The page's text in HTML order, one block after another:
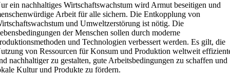
ein nachhaltiges Wirtschaftswachstum wird Armut beseitigen und
Arbeit für alle sichern. Die Entkopplung von
und Umweltzerstörung ist nötig. Die
der Menschen sollen durch moderne
und Technologien verbessert werden. Es gilt, die
von Ressourcen für Konsum und Produktion weltweit
nachhaltiger zu gestalten, gute Arbeitsbedingungen zu schaffen und
Kultur und Produkte zu fördern.